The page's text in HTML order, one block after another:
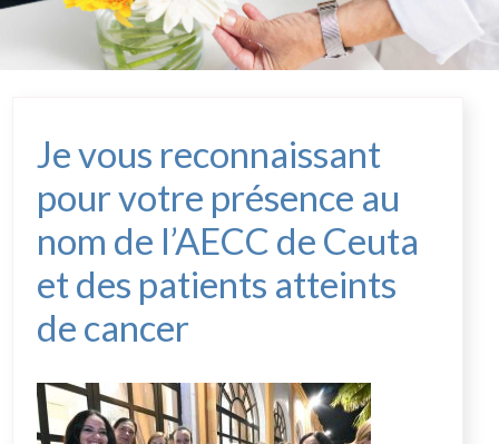
Je vous reconnaissant
pour votre présence au
nom de l’AECC de Ceuta
et des patients atteints
de cancer